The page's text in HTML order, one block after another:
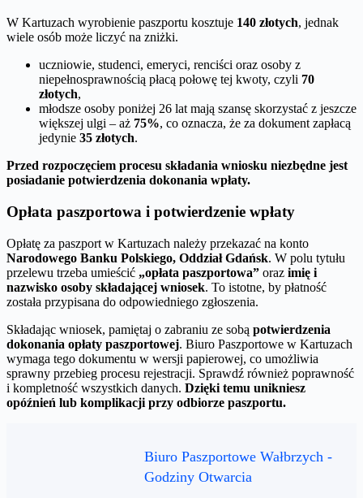
W Kartuzach wyrobienie paszportu kosztuje 140 złotych, jednak
wiele osób może liczyć na zniżki.
uczniowie, studenci, emeryci, renciści oraz osoby z
niepełnosprawnością płacą połowę tej kwoty, czyli 70
złotych,
młodsze osoby poniżej 26 lat mają szansę skorzystać z jeszcze
większej ulgi – aż 75%, co oznacza, że za dokument zapłacą
jedynie 35 złotych.
Przed rozpoczęciem procesu składania wniosku niezbędne jest
posiadanie potwierdzenia dokonania wpłaty.
Opłata paszportowa i potwierdzenie wpłaty
Opłatę za paszport w Kartuzach należy przekazać na konto
Narodowego Banku Polskiego, Oddział Gdańsk. W polu tytułu
przelewu trzeba umieścić „opłata paszportowa” oraz imię i
nazwisko osoby składającej wniosek. To istotne, by płatność
została przypisana do odpowiedniego zgłoszenia.
Składając wniosek, pamiętaj o zabraniu ze sobą potwierdzenia
dokonania opłaty paszportowej. Biuro Paszportowe w Kartuzach
wymaga tego dokumentu w wersji papierowej, co umożliwia
sprawny przebieg procesu rejestracji. Sprawdź również poprawność
i kompletność wszystkich danych. Dzięki temu unikniesz
opóźnień lub komplikacji przy odbiorze paszportu.
Biuro Paszportowe Wałbrzych -
Godziny Otwarcia